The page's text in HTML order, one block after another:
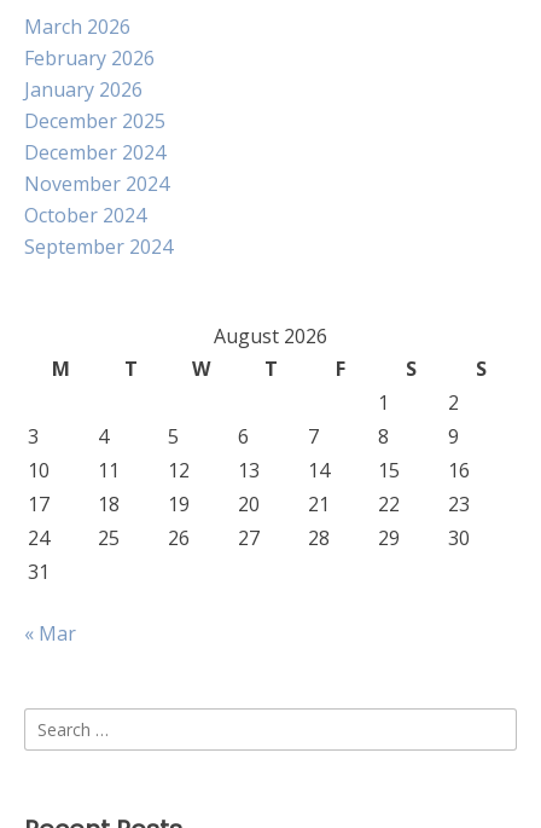
March 2026
February 2026
January 2026
December 2025
December 2024
November 2024
October 2024
September 2024
August 2026
M
T W T F S
S
1
2
3
4 5 6 7 8
9
10
11 12 13 14 15
16
17
18 19 20 21 22
23
24
25 26 27 28 29
30
31
« Mar
Search
for: